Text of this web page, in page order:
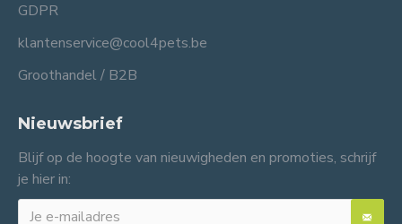
GDPR
klantenservice@cool4pets.be
Groothandel / B2B
Nieuwsbrief
Blijf op de hoogte van nieuwigheden en promoties, schrijf
je hier in: